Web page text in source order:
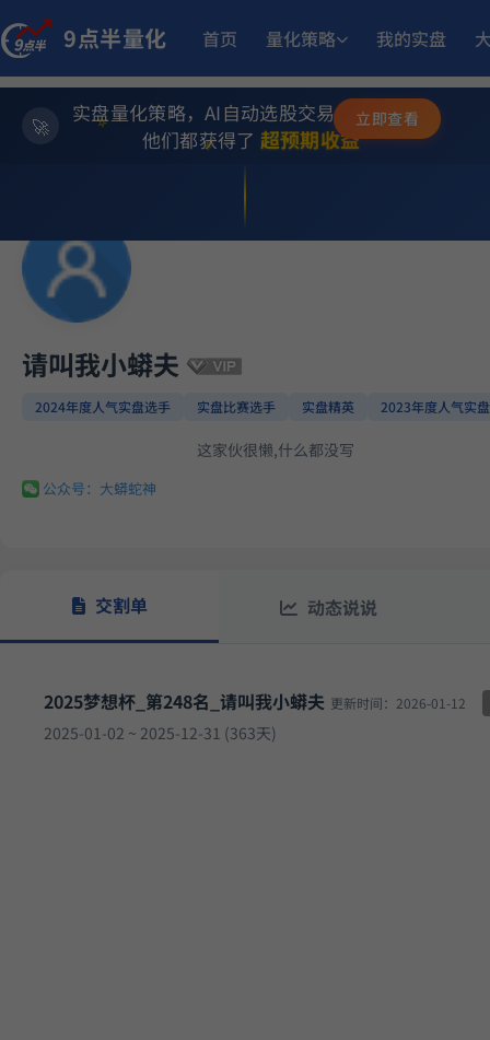
9点半量化 首页 量化策略 我的实盘
✨
💫
⭐
实盘量化策略，AI自动选股交易，躺赚模式
他们都获得了 超预期收益
11月25日开始实盘 多重止损优化成长量化策略 收益
9月17日开始实盘 多重止损优化成长量化策略 收益
6月29日开始实盘
5月18日开始实盘 小市值_ETF轮动_双龙出海
立即查看
请叫我小蟒夫
2024年度人气实盘选手 实盘比赛选手 实盘精英 2023年度人气实
这家伙很懒,什么都没写
公众号：大蟒蛇神
交割单 动态说说
2025梦想杯_第248名_请叫我小蟒夫 更新时间：2026-01-12
2025-01-02 ~ 2025-12-31 (363天)